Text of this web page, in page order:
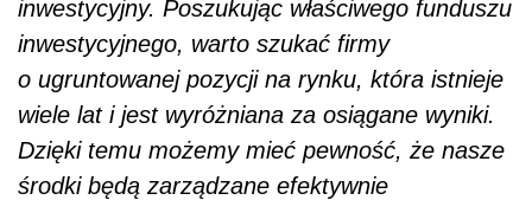
inwestycyjny. Poszukując właściwego funduszu
inwestycyjnego, warto szukać firmy
o ugruntowanej pozycji na rynku, która istnieje
wiele lat i jest wyróżniana za osiągane wyniki.
Dzięki temu możemy mieć pewność, że nasze
środki będą zarządzane efektywnie